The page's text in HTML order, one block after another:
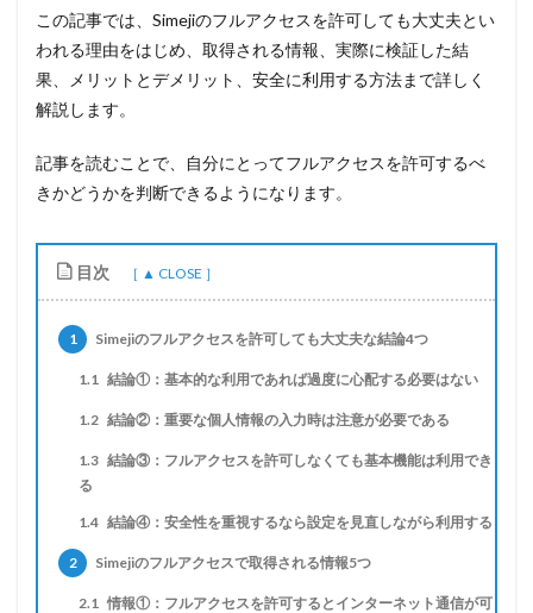
この記事では、Simejiのフルアクセスを許可しても大丈夫とい
われる理由をはじめ、取得される情報、実際に検証した結
果、メリットとデメリット、安全に利用する方法まで詳しく
解説します。
記事を読むことで、自分にとってフルアクセスを許可するべ
きかどうかを判断できるようになります。
目次
1 Simejiのフルアクセスを許可しても大丈夫な結論4つ
1.1 結論①：基本的な利用であれば過度に心配する必要はない
1.2 結論②：重要な個人情報の入力時は注意が必要である
1.3 結論③：フルアクセスを許可しなくても基本機能は利用でき
る
1.4 結論④：安全性を重視するなら設定を見直しながら利用する
2 Simejiのフルアクセスで取得される情報5つ
2.1 情報①：フルアクセスを許可するとインターネット通信が可